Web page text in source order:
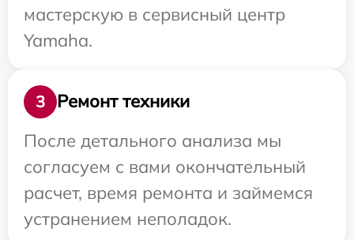
мастерскую в сервисный центр
Yamaha.
3
Ремонт техники
После детального анализа мы
согласуем с вами окончательный
расчет, время ремонта и займемся
устранением неполадок.